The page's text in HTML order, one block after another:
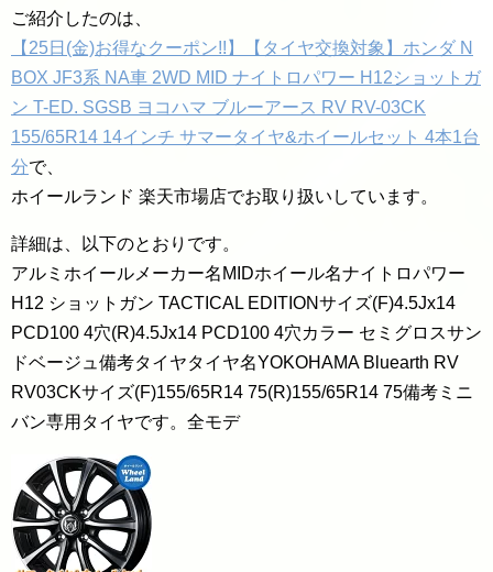
ご紹介したのは、
【25日(金)お得なクーポン!!】【タイヤ交換対象】ホンダ N
BOX JF3系 NA車 2WD MID ナイトロパワー H12ショットガ
ン T-ED. SGSB ヨコハマ ブルーアース RV RV-03CK
155/65R14 14インチ サマータイヤ&ホイールセット 4本1台
分で、
ホイールランド 楽天市場店でお取り扱いしています。
詳細は、以下のとおりです。
アルミホイールメーカー名MIDホイール名ナイトロパワー
H12 ショットガン TACTICAL EDITIONサイズ(F)4.5Jx14
PCD100 4穴(R)4.5Jx14 PCD100 4穴カラー セミグロスサン
ドベージュ備考タイヤタイヤ名YOKOHAMA Bluearth RV
RV03CKサイズ(F)155/65R14 75(R)155/65R14 75備考ミニ
バン専用タイヤです。全モデ